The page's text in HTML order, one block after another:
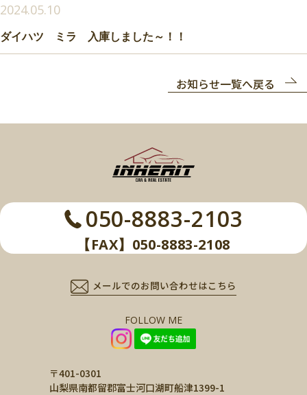
2024.05.10
ダイハツ ミラ 入庫しました～！！
お知らせ一覧へ戻る
050-8883-2103
【FAX】050-8883-2108
メールでのお問い合わせはこちら
FOLLOW ME
〒401-0301
山梨県南都留郡富士河口湖町船津1399-1